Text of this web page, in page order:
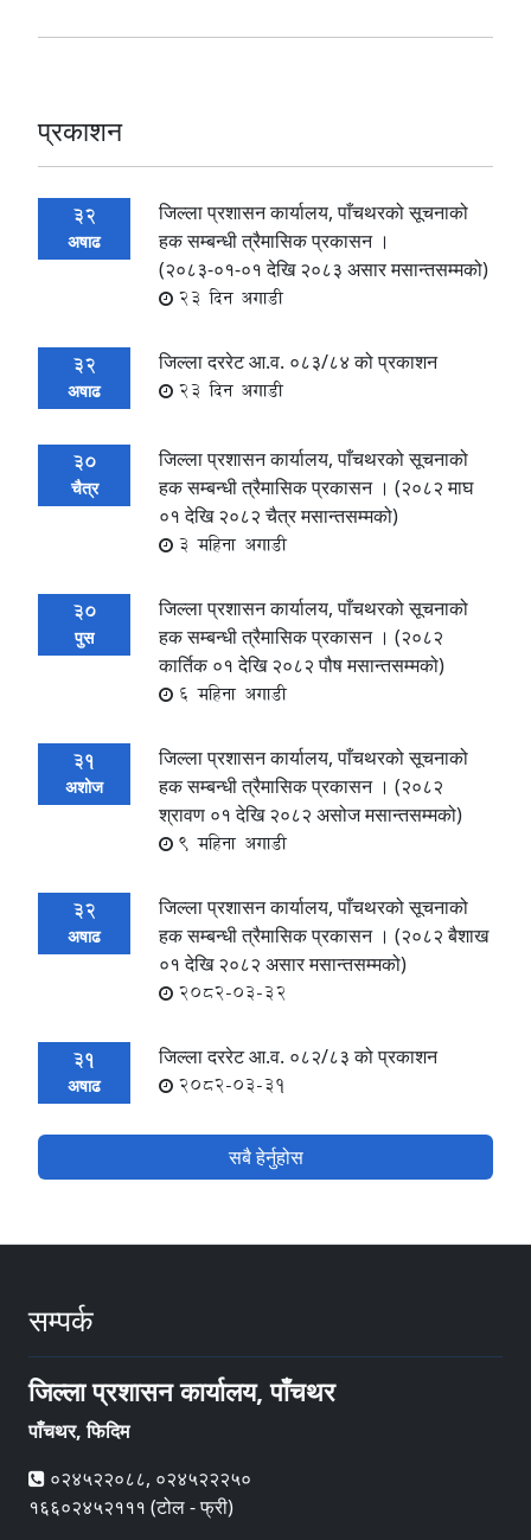
प्रकाशन
32
अषाढ
जिल्ला प्रशासन कार्यालय, पाँचथरको सूचनाको
हक सम्बन्धी त्रैमासिक प्रकासन ।
(२०८३-०१-०१ देखि २०८३ असार मसान्तसम्मको)
23 दिन अगाडी
32
अषाढ
जिल्ला दररेट आ.व. ०८३/८४ को प्रकाशन
23 दिन अगाडी
30
चैत्र
जिल्ला प्रशासन कार्यालय, पाँचथरको सूचनाको
हक सम्बन्धी त्रैमासिक प्रकासन । (२०८२ माघ
०१ देखि २०८२ चैत्र मसान्तसम्मको)
3 महिना अगाडी
30
पुस
जिल्ला प्रशासन कार्यालय, पाँचथरको सूचनाको
हक सम्बन्धी त्रैमासिक प्रकासन । (२०८२
कार्तिक ०१ देखि २०८२ पौष मसान्तसम्मको)
6 महिना अगाडी
31
अशोज
जिल्ला प्रशासन कार्यालय, पाँचथरको सूचनाको
हक सम्बन्धी त्रैमासिक प्रकासन । (२०८२
श्रावण ०१ देखि २०८२ असोज मसान्तसम्मको)
9 महिना अगाडी
32
अषाढ
जिल्ला प्रशासन कार्यालय, पाँचथरको सूचनाको
हक सम्बन्धी त्रैमासिक प्रकासन । (२०८२ बैशाख
०१ देखि २०८२ असार मसान्तसम्मको)
2082-03-32
31
अषाढ
जिल्ला दररेट आ.व. ०८२/८३ को प्रकाशन
2082-03-31
सबै हेर्नुहोस
सम्पर्क
जिल्ला प्रशासन कार्यालय, पाँचथर
पाँचथर, फिदिम
०२४५२२०८८, ०२४५२२२५०
१६६०२४५२१११ (टोल - फ्री)